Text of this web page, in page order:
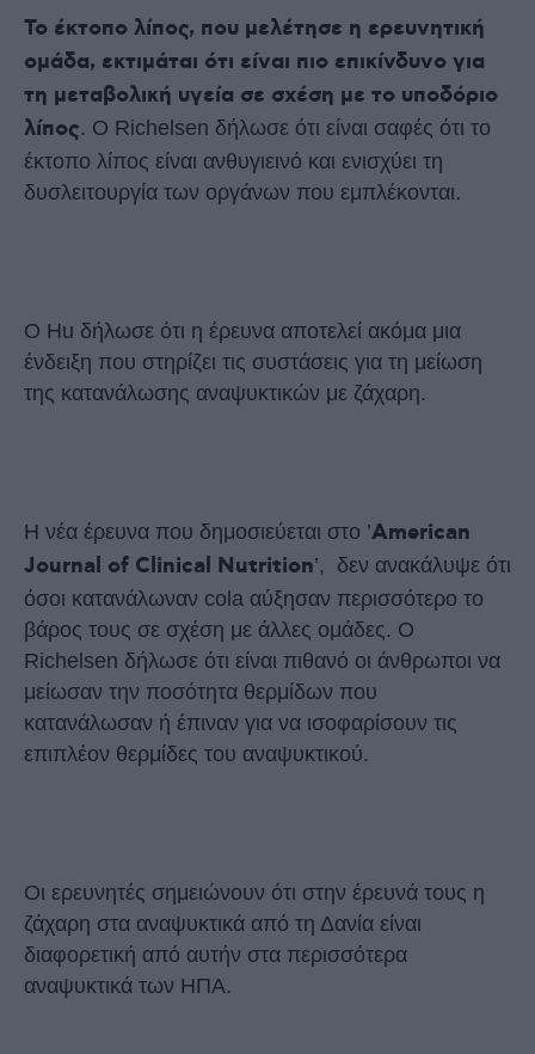
Το έκτοπο λίπος, που μελέτησε η ερευνητική
ομάδα, εκτιμάται ότι είναι πιο επικίνδυνο για
τη μεταβολική υγεία σε σχέση με το υποδόριο
λίπος. Ο Richelsen δήλωσε ότι είναι σαφές ότι το
έκτοπο λίπος είναι ανθυγιεινό και ενισχύει τη
δυσλειτουργία των οργάνων που εμπλέκονται.
Ο Hu δήλωσε ότι η έρευνα αποτελεί ακόμα μια
ένδειξη που στηρίζει τις συστάσεις για τη μείωση
της κατανάλωσης αναψυκτικών με ζάχαρη.
Η νέα έρευνα που δημοσιεύεται στο ’American
Journal of Clinical Nutrition’, δεν ανακάλυψε ότι
όσοι κατανάλωναν cola αύξησαν περισσότερο το
βάρος τους σε σχέση με άλλες ομάδες. Ο
Richelsen δήλωσε ότι είναι πιθανό οι άνθρωποι να
μείωσαν την ποσότητα θερμίδων που
κατανάλωσαν ή έπιναν για να ισοφαρίσουν τις
επιπλέον θερμίδες του αναψυκτικού.
Οι ερευνητές σημειώνουν ότι στην έρευνά τους η
ζάχαρη στα αναψυκτικά από τη Δανία είναι
διαφορετική από αυτήν στα περισσότερα
αναψυκτικά των ΗΠΑ.